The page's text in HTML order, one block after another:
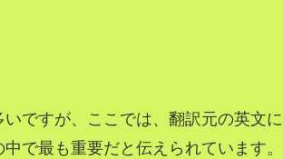
ですが、ここでは、翻訳元の英文に
で最も重要だと伝えられています。